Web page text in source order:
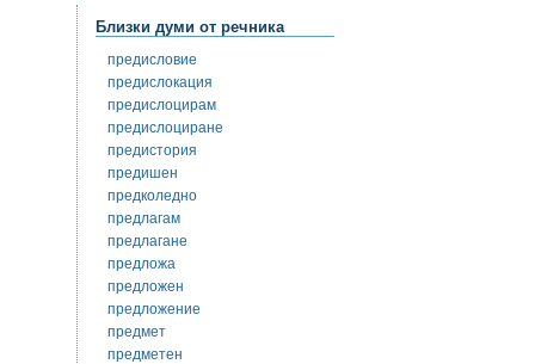
Близки думи от речника
предисловие
предислокация
предислоцирам
предислоциране
предистория
предишен
предколедно
предлагам
предлагане
предложа
предложен
предложение
предмет
предметен